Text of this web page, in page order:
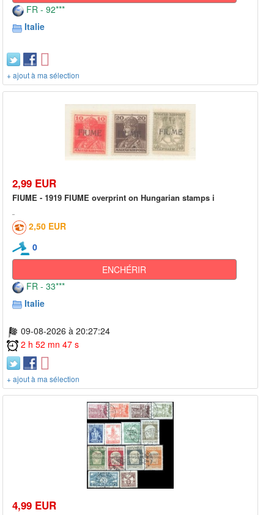
FR - 92***
Italie
+ ajout à ma sélection
2,99 EUR
FIUME - 1919 FIUME overprint on Hungarian stamps i
2,50 EUR
0
ENCHÉRIR
FR - 33***
Italie
09-08-2026 à 20:27:24
2 h 52 mn 47 s
+ ajout à ma sélection
4,99 EUR